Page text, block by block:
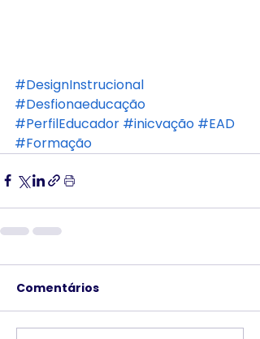
#DesignInstrucional
#Desfionaeducação
#PerfilEducador #inicvação #EAD
#Formação
Comentários